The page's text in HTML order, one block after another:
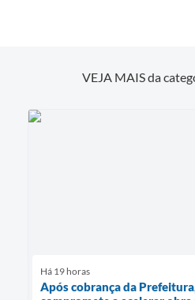
VEJA MAIS da
Há 19 horas
Após cobrança da